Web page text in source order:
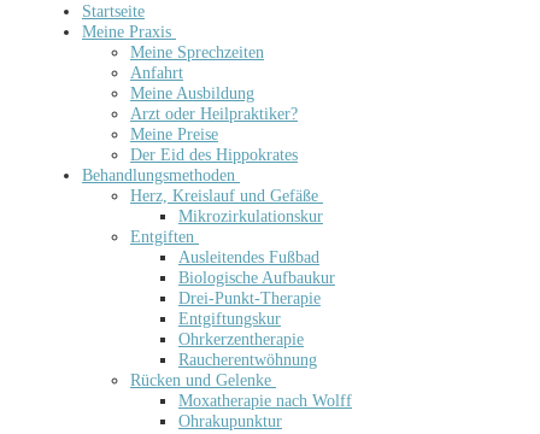
Startseite
Meine Praxis
Meine Sprechzeiten
Anfahrt
Meine Ausbildung
Arzt oder Heilpraktiker?
Meine Preise
Der Eid des Hippokrates
Behandlungsmethoden
Herz, Kreislauf und Gefäße
Mikrozirkulationskur
Entgiften
Ausleitendes Fußbad
Biologische Aufbaukur
Drei-Punkt-Therapie
Entgiftungskur
Ohrkerzentherapie
Raucherentwöhnung
Rücken und Gelenke
Moxatherapie nach Wolff
Ohrakupunktur